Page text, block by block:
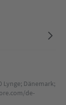
Lynge; Dänemark;
de-